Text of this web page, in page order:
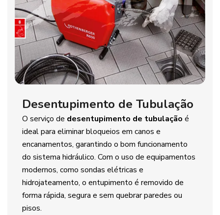
Desentupimento de Tubulação
O serviço de desentupimento de tubulação é
ideal para eliminar bloqueios em canos e
encanamentos, garantindo o bom funcionamento
do sistema hidráulico. Com o uso de equipamentos
modernos, como sondas elétricas e
hidrojateamento, o entupimento é removido de
forma rápida, segura e sem quebrar paredes ou
pisos.